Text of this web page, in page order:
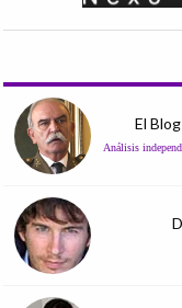
El
Análisis